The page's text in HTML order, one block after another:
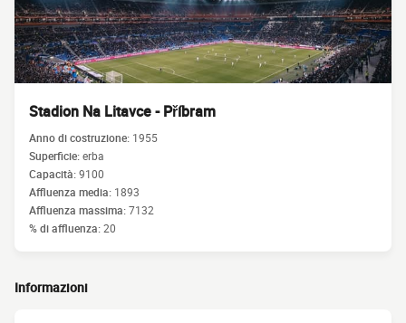
Stadion Na Litavce - Příbram
Anno di costruzione: 1955
Superficie:erba
Capacità:9100
Affluenza media: 1893
Affluenza massima:7132
% di affluenza:20
Informazioni